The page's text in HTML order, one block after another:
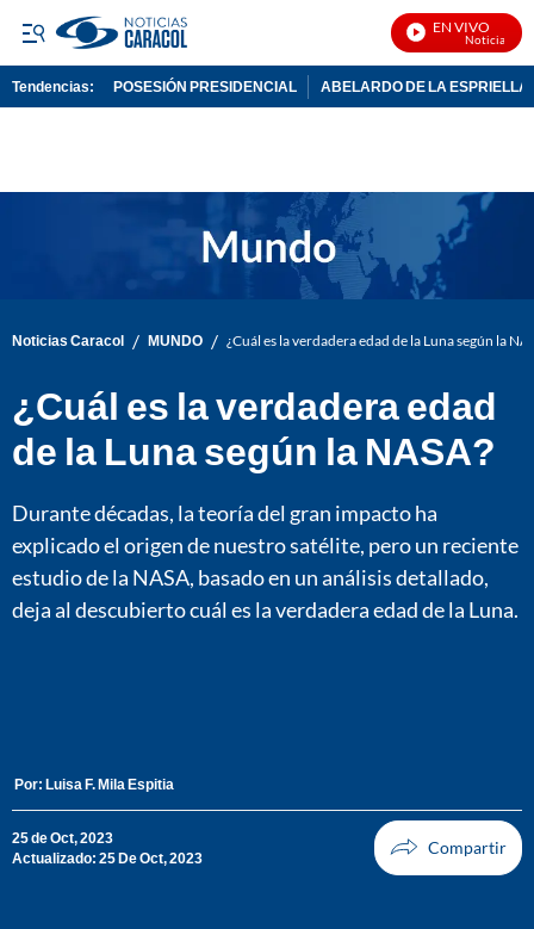
EN VIVO
Noticias
Tendencias: POSESIÓN PRESIDENCIAL ABELARDO DE LA ESPRIELLA
Noticias Caracol / MUNDO / ¿Cuál es la verdadera edad de la Luna según la
¿Cuál es la verdadera edad
de la Luna según la NASA?
Durante décadas, la teoría del gran impacto ha
explicado el origen de nuestro satélite, pero un reciente
estudio de la NASA, basado en un análisis detallado,
deja al descubierto cuál es la verdadera edad de la Luna.
Por: Luisa F. Mila Espitia
25 de Oct, 2023
Actualizado: 25 De Oct, 2023